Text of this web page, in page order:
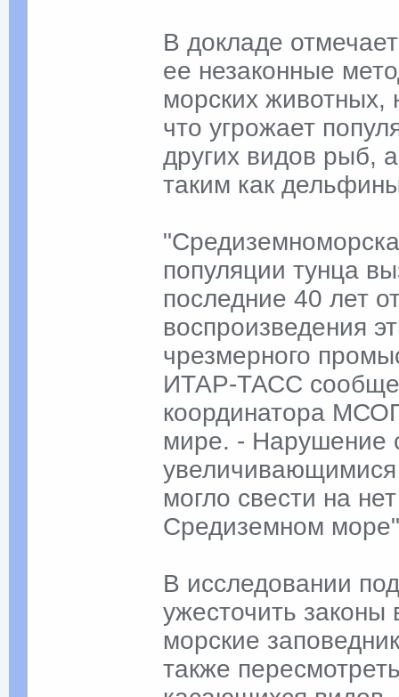
В докладе
ее незаконные
морских
что угрожает
других видов рыб,
таким как
популяции тунца
последние 40 лет
воспроизведения
чрезмерного
ИТАР-ТАСС
координатора
мире. - Нарушение
могло свести на
Средиземном
В исследовании
ужесточить законы
морские
также